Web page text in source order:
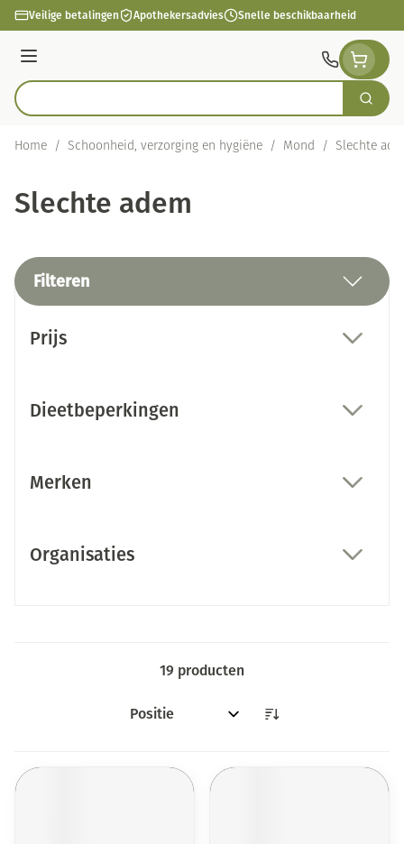
Ga naar de inhoud
Veilige betalingen Apothekersadvies Snelle beschikbaarheid
Menu
Product, merk, categorie... Zoek
Home / Schoonheid, verzorging en hygiëne / Mond / Slechte
Slechte adem
Filteren
Prijs
Dieetbeperkingen
Merken
Organisaties
19 producten
Sorteer op: